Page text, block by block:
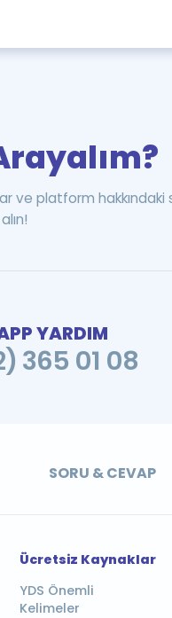
ve platform hakkındaki
YARDIM
365 01 08
SORU & CEVAP
Ücretsiz Kaynaklar
YDS Önemli
Kelimeler